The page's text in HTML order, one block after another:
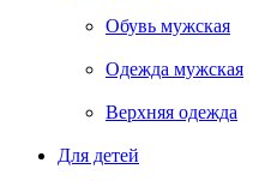
Обувь мужская
Одежда мужская
Верхняя одежда
Для детей